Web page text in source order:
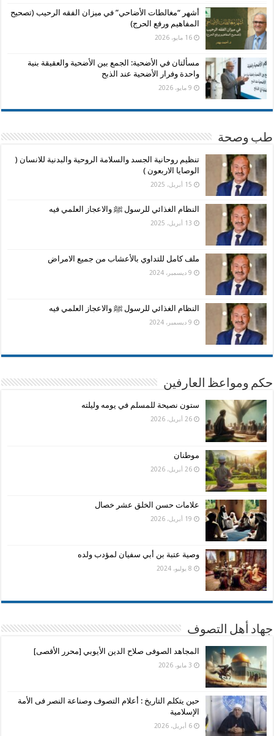
أشهر “مغالطات الأضاحي” في ميزان الفقه الرحيب (تصحيح
المفاهيم ورفع الحرج)
16 مايو، 2026
مسألتان في الأضحية: الجمع بين الأضحية والعقيقة بنية
واحدة وفرار الأضحية عند الذبح
9 مايو، 2026
طب وصحة
تنظيم روحانية الجسد والسلامة الروحية والبدنية للانسان (
الوصايا الاربعون )
15 أبريل، 2025
النظام الغذائي للرسول ﷺ والاعجاز العلمي فيه
13 أبريل، 2025
ملف كامل للتداوي بالأعشاب من جميع الامراض
9 ديسمبر، 2024
النظام الغذائي للرسول ﷺ والاعجاز العلمي فيه
9 ديسمبر، 2024
حكم ومواعظ العارفين
ستون نصيحة للمسلم في يومه وليلته
26 أبريل، 2026
موطنان
26 أبريل، 2026
علامات حسن الخلق عشر خصال
19 أبريل، 2026
وصية عتبة بن أبي سفيان لمؤدب ولده
8 يوليو، 2024
جهاد أهل التصوف
المجاهد الصوفى صلاح الدين الأيوبي [محرر الأقصى]
3 مايو، 2026
حين يتكلم التاريخ : أعلام التصوف وصناعة النصر فى الأمة
الإسلامية
6 أبريل، 2026